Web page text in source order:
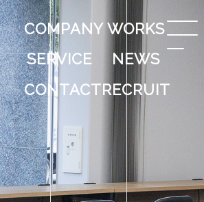
COMPANYWORKS
SERVICE
NEWS
CONTACTRECRUIT